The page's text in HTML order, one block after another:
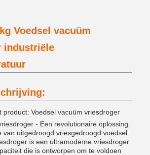
Voedsel vacuüm
industriële
product: Voedsel vacuüm vriesdroger
- Een revolutionaire oplossing
van uitgedroogd vriesgedroogd voedsel
is een ultramoderne vriesdroger
die is ontworpen om te voldoen